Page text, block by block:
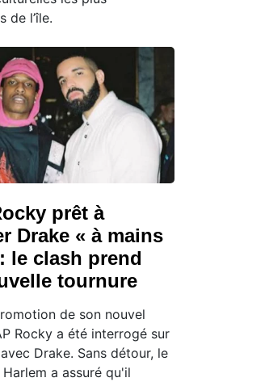
de l’île.
prêt à
Drake « à mains
le clash prend
tournure
de son nouvel
Rocky a été interrogé sur
Drake. Sans détour, le
a assuré qu'il